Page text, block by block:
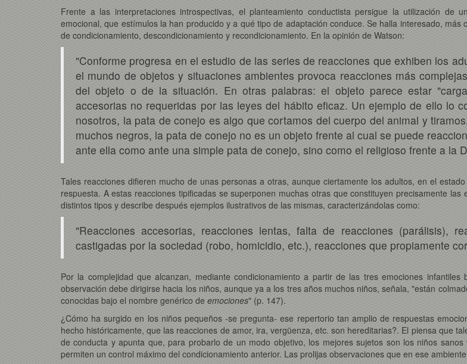
Frente a las interpretaciones introspectivas, el planteamiento conductista persigue la utilización de
emocional, que estímulos la han producido y a qué tipo de adaptación conduce. Se halla interesado,
de condicionamiento, descondicionamiento y recondicionamiento. En la opinión de Watson:
"Conforme progresa en el estudio de las series de reacciones que exhiben los
el mundo de objetos y situaciones ambientes provoca reacciones más
del objeto o de la situación. En otras palabras: el objeto parece estar
accesorias no requeridas por las leyes del hábito eficaz. Un ejemplo de ello lo
nosotros, la pata de conejo es algo que cortamos del cuerpo del animal y
muchos negros, la pata de conejo no es un objeto frente al cual se puede
ante ella como ante una simple pata de conejo, sino como el religioso frente a la
Tales reacciones difieren mucho de unas personas a otras, aunque ciertamente los adultos, en el
respuesta. A estas reacciones tipificadas se superponen muchas otras que constituyen precisamente
distintos tipos y describe después ejemplos ilustrativos de las mismas, caracterizándolas como:
"Reacciones accesorias, reacciones lentas, falta de reacciones (parálisis),
castigadas por la sociedad (robo, homicidio, etc.), reacciones que propiamente
Por la complejidad que alcanzan, mediante condicionamiento a partir de las tres emociones
observación debe dirigirse hacia los niños, aunque ya a los tres años muchos niños, señala, "están
conocidas bajo el nombre genérico de emociones" (p. 147).
¿Cómo ha surgido en los niños pequeños -se pregunta- ese repertorio tan amplio de respuestas
hecho históricamente, que las reacciones de amor, ira, vergüenza, etc. son hereditarias?. El piensa que
de conducta y apunta que, para probarlo de un modo objetivo, los mejores sujetos son los niños
permiten un control máximo del condicionamiento anterior. Las prolijas observaciones que en ese